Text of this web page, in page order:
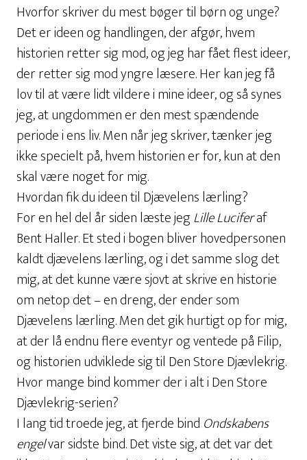
Hvorfor skriver du mest bøger til børn og unge?
Det er ideen og handlingen, der afgør, hvem
historien retter sig mod, og jeg har fået flest ideer,
der retter sig mod yngre læsere. Her kan jeg få
lov til at være lidt vildere i mine ideer, og så synes
jeg, at ungdommen er den mest spændende
periode i ens liv. Men når jeg skriver, tænker jeg
ikke specielt på, hvem historien er for, kun at den
skal være noget for mig.
Hvordan fik du ideen til Djævelens lærling?
For en hel del år siden læste jegLille Luciferaf
Bent Haller. Et sted i bogen bliver hovedpersonen
kaldt djævelens lærling, og i det samme slog det
mig, at det kunne være sjovt at skrive en historie
om netop det – en dreng, der ender som
Djævelens lærling. Men det gik hurtigt op for mig,
at der lå endnu flere eventyr og ventede på Filip,
og historien udviklede sig til Den Store Djævlekrig.
Hvor mange bind kommer der i alt i Den Store
Djævlekrig-serien?
I lang tid troede jeg, at fjerde bind Ondskabens
engelvar sidste bind. Det viste sig, at det var det